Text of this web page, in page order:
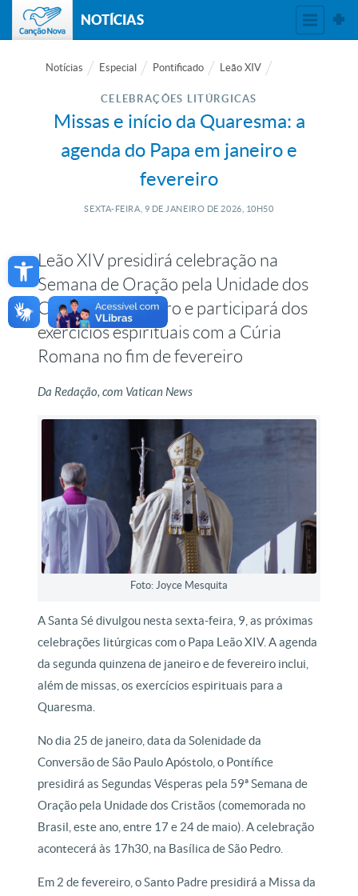
Open toolbar
NOTÍCIAS
Notícias Especial Pontificado Leão XIV
CELEBRAÇÕES LITÚRGICAS
Missas e início da Quaresma: a
agenda do Papa em janeiro e
fevereiro
SEXTA-FEIRA, 9 DE JANEIRO DE 2026, 10H50
Leão XIV presidirá celebração na
Semana de Oração pela Unidade dos
Cristãos em janeiro e participará dos
exercícios espirituais com a Cúria
Romana no fim de fevereiro
Da Redação, com Vatican News
Foto: Joyce Mesquita
A Santa Sé divulgou nesta sexta-feira, 9, as próximas
celebrações litúrgicas com o Papa Leão XIV. A agenda
da segunda quinzena de janeiro e de fevereiro inclui,
além de missas, os exercícios espirituais para a
Quaresma.
No dia 25 de janeiro, data da Solenidade da
Conversão de São Paulo Apóstolo, o Pontífice
presidirá as Segundas Vésperas pela 59ª Semana de
Oração pela Unidade dos Cristãos (comemorada no
Brasil, este ano, entre 17 e 24 de maio). A celebração
acontecerá às 17h30, na Basílica de São Pedro.
Em 2 de fevereiro, o Santo Padre presidirá a Missa da